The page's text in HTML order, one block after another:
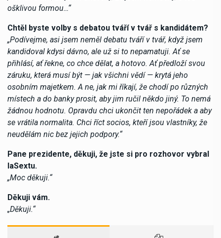
ošklivou formou…“
Chtěl byste volby s debatou tváří v tvář s kandidátem?
„Podívejme, asi jsem neměl debatu tváří v tvář, když jsem
kandidoval kdysi dávno, ale už si to nepamatuji. Ať se
přihlásí, ať řekne, co chce dělat, a hotovo. Ať předloží svou
záruku, která musí být — jak všichni vědí — krytá jeho
osobním majetkem. A ne, jak mi říkají, že chodí po různých
místech a do banky prosit, aby jim ručil někdo jiný. To nemá
žádnou hodnotu. Opravdu chci ukončit ten nepořádek a aby
se vrátila normalita. Chci říct socios, kteří jsou vlastníky, že
neudělám nic bez jejich podpory.“
Pane prezidente, děkuji, že jste si pro rozhovor vybral
laSextu.
„Moc děkuji.“
Děkuji vám.
„Děkuji.“